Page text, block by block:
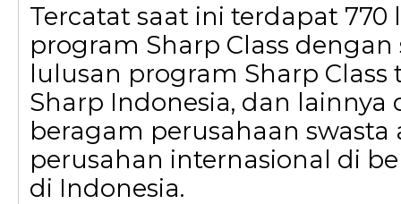
Tercatat saat ini terdapat 770
program Sharp Class dengan
lulusan program Sharp Class
Sharp Indonesia, dan lainnya
beragam perusahaan
perusahan internasional di
di Indonesia.